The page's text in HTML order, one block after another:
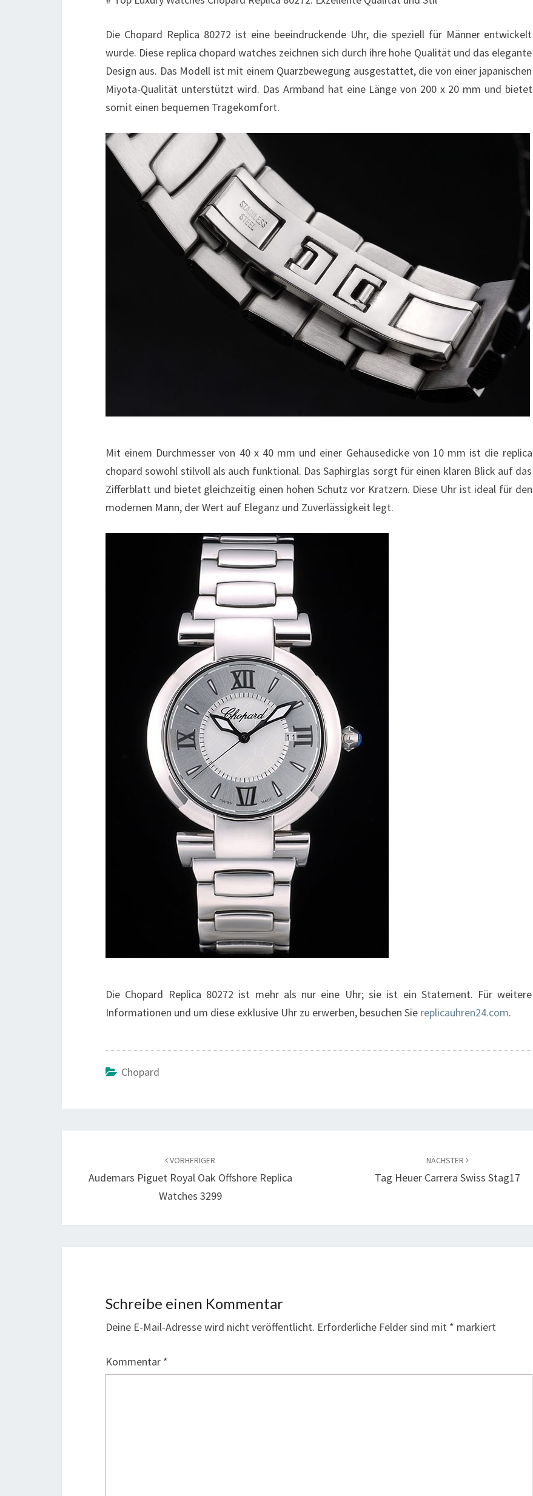
Die Chopard Replica 80272 ist eine beeindruckende Uhr, die speziell für Männer entwickelt
wurde. Diese replica chopard watches zeichnen sich durch ihre hohe Qualität und das elegante
Design aus. Das Modell ist mit einem Quarzbewegung ausgestattet, die von einer japanischen
Miyota-Qualität unterstützt wird. Das Armband hat eine Länge von 200 x 20 mm und bietet
somit einen bequemen Tragekomfort.
Mit einem Durchmesser von 40 x 40 mm und einer Gehäusedicke von 10 mm ist die replica
chopard sowohl stilvoll als auch funktional. Das Saphirglas sorgt für einen klaren Blick auf das
Zifferblatt und bietet gleichzeitig einen hohen Schutz vor Kratzern. Diese Uhr ist ideal für den
modernen Mann, der Wert auf Eleganz und Zuverlässigkeit legt.
Die Chopard Replica 80272 ist mehr als nur eine Uhr; sie ist ein Statement. Für weitere
Informationen und um diese exklusive Uhr zu erwerben, besuchen Sie replicauhren24.com.
Chopard
VORHERIGER
Audemars Piguet Royal Oak Offshore Replica
Watches 3299
NÄCHSTER
Tag Heuer Carrera Swiss Stag17
Schreibe einen Kommentar
Deine E-Mail-Adresse wird nicht veröffentlicht. Erforderliche Felder sind mit * markiert
Kommentar *